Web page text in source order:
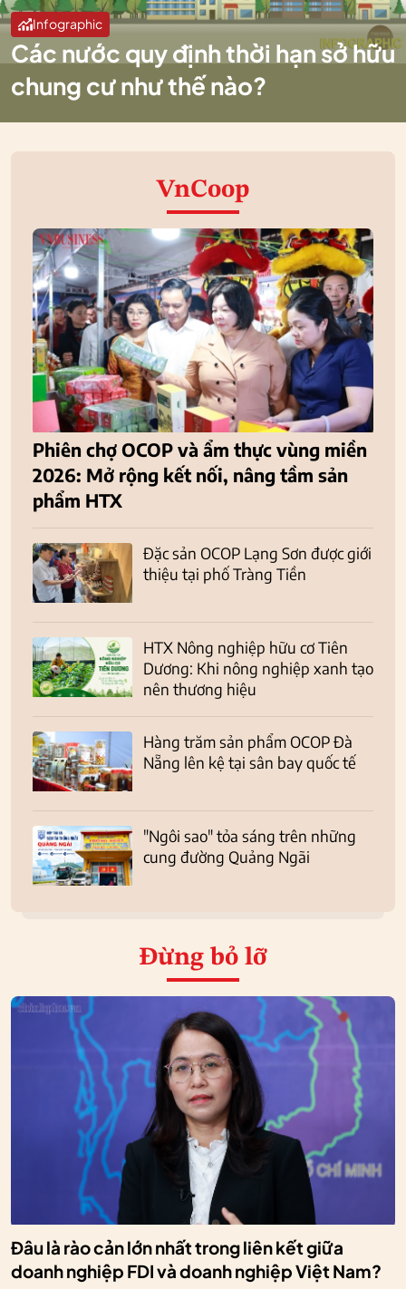
Infographic
Các nước quy định thời hạn sở hữu
chung cư như thế nào?
VnCoop
Phiên chợ OCOP và ẩm thực vùng miền
2026: Mở rộng kết nối, nâng tầm sản
phẩm HTX
Đặc sản OCOP Lạng Sơn được giới
thiệu tại phố Tràng Tiền
HTX Nông nghiệp hữu cơ Tiên
Dương: Khi nông nghiệp xanh tạo
nên thương hiệu
Hàng trăm sản phẩm OCOP Đà
Nẵng lên kệ tại sân bay quốc tế
"Ngôi sao" tỏa sáng trên những
cung đường Quảng Ngãi
Đừng bỏ lỡ
Đâu là rào cản lớn nhất trong liên kết giữa
doanh nghiệp FDI và doanh nghiệp Việt Nam?